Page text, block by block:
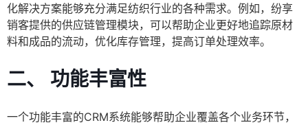
化解决方案能够充分满足纺织行业的各种需求。例如，纷享
销客提供的供应链管理模块，可以帮助企业更好地追踪原材
料和成品的流动，优化库存管理，提高订单处理效率。
二、 功能丰富性
一个功能丰富的CRM系统能够帮助企业覆盖各个业务环节，